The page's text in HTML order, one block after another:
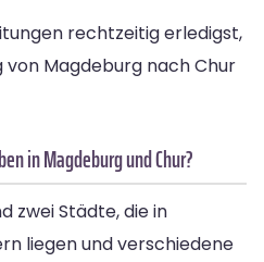
rechtzeitig erledigst,
von Magdeburg nach Chur
in Magdeburg und Chur?
zwei Städte, die in
liegen und verschiedene